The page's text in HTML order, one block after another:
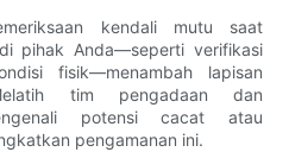
kendali mutu saat
pihak Anda—seperti verifikasi
fisik—menambah lapisan
tim pengadaan dan
potensi cacat atau
pengamanan ini.